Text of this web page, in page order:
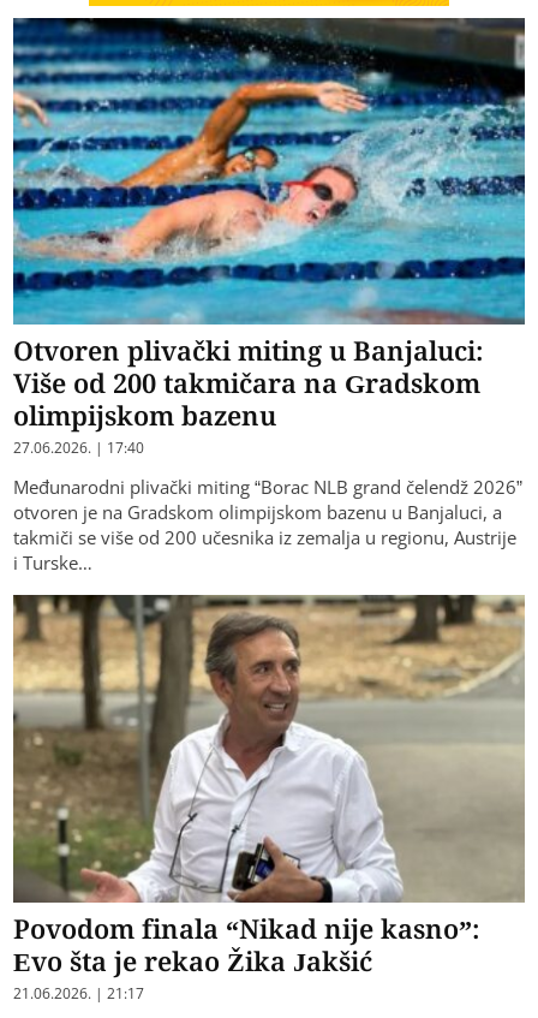
Otvoren plivački miting u Banjaluci:
Više od 200 takmičara na Gradskom
olimpijskom bazenu
27.06.2026. | 17:40
Međunarodni plivački miting “Borac NLB grand čelendž 2026”
otvoren je na Gradskom olimpijskom bazenu u Banjaluci, a
takmiči se više od 200 učesnika iz zemalja u regionu, Austrije
i Turske…
Povodom finala “Nikad nije kasno”:
Evo šta je rekao Žika Jakšić
21.06.2026. | 21:17